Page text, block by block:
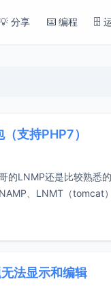
分享 ⌨️ 编程 🗄️
支持PHP7）
的LNMP还是比较熟
、LNMT（tomcat
法显示和编辑